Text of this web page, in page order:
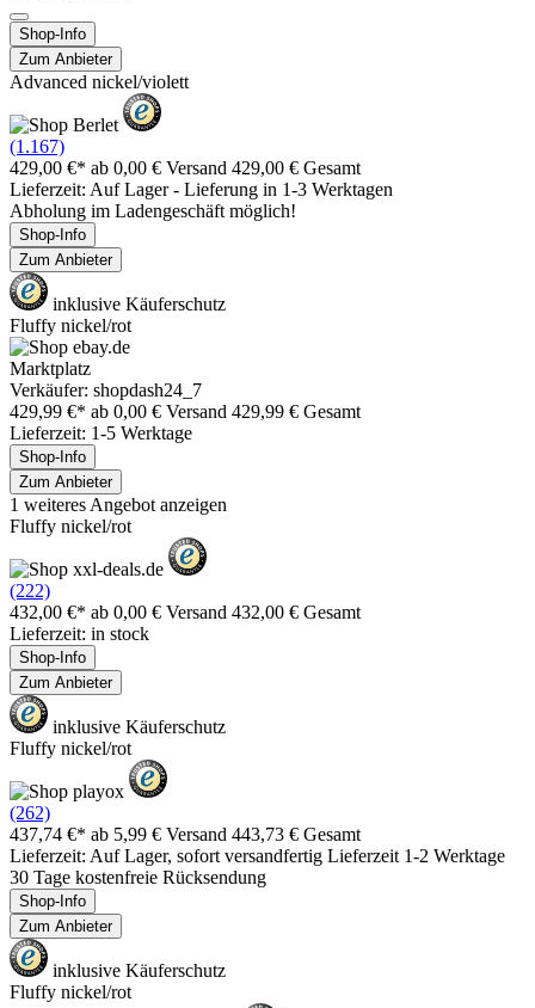
Shop-Info
Zum Anbieter
Advanced nickel/violett
(1.167)
429,00 €* ab 0,00 € Versand 429,00 € Gesamt
Lieferzeit: Auf Lager - Lieferung in 1-3 Werktagen
Abholung im Ladengeschäft möglich!
Shop-Info
Zum Anbieter
inklusive Käuferschutz
Fluffy nickel/rot
Marktplatz
Verkäufer: shopdash24_7
429,99 €* ab 0,00 € Versand 429,99 € Gesamt
Lieferzeit: 1-5 Werktage
Shop-Info
Zum Anbieter
1 weiteres Angebot anzeigen
Fluffy nickel/rot
(222)
432,00 €* ab 0,00 € Versand 432,00 € Gesamt
Lieferzeit: in stock
Shop-Info
Zum Anbieter
inklusive Käuferschutz
Fluffy nickel/rot
(262)
437,74 €* ab 5,99 € Versand 443,73 € Gesamt
Lieferzeit: Auf Lager, sofort versandfertig Lieferzeit 1-2 Werktage
30 Tage kostenfreie Rücksendung
Shop-Info
Zum Anbieter
inklusive Käuferschutz
Fluffy nickel/rot